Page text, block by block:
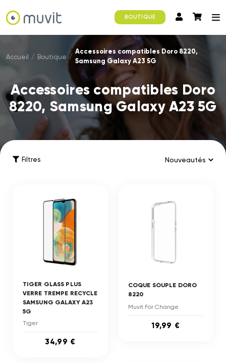
BOUTIQUE
Accueil / Boutique /
Accessoires compatibles Doro 8220,
Samsung Galaxy A23 5G
Accessoires compatibles Doro
8220, Samsung Galaxy A23 5G
Filtres
TIGER GLASS PLUS
VERRE TREMPE RECYCLE
SAMSUNG GALAXY A23
5G
Tiger
34,99 €
COQUE SOUPLE DORO
8220
Muvit For Change
19,99 €